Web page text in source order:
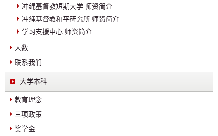
冲绳基督教短期大学 师资简介
冲绳基督教和平研究所 师资简介
学习支援中心 师资简介
人数
联系我们
大学本科
教育理念
三项政策
奖学金